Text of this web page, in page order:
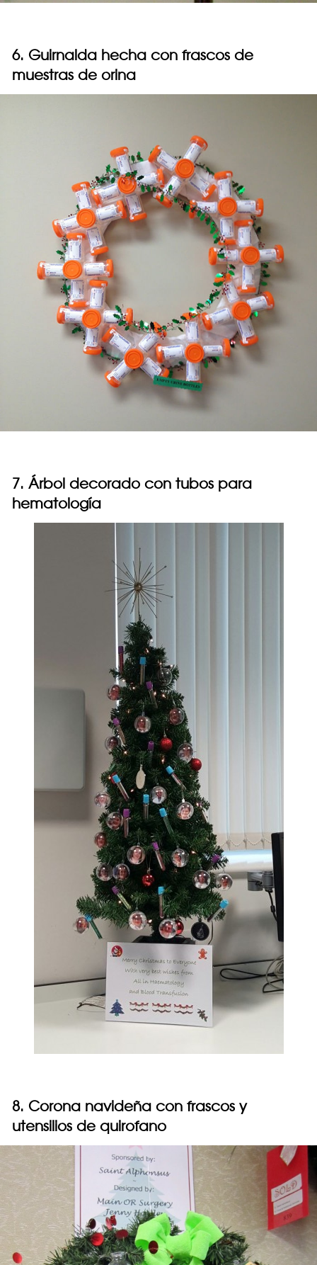
6. Guirnalda hecha con frascos de
muestras de orina
7. Árbol decorado con tubos para
hematología
8. Corona navideña con frascos y
utensilios de quirofano